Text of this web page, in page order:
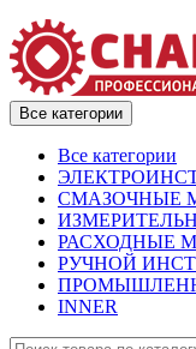
Все категории
Все категории
СМАЗОЧНЫЕ
РАСХОДНЫЕ
РУЧНОЙ
INNER